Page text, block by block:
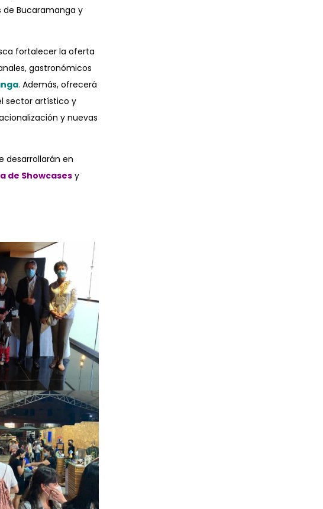
de Bucaramanga y
fortalecer la oferta
gastronómicos
. Además, ofrecerá
sector artístico y
y nuevas
desarrollarán en
de Showcases y